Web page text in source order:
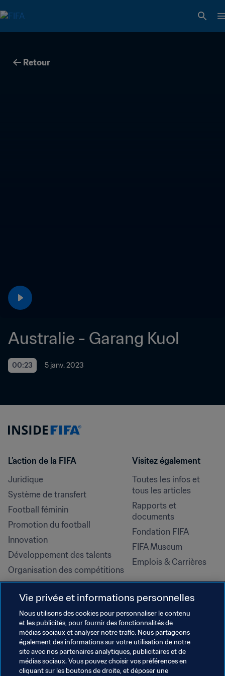
Retour
Australie - Garang Kuol
00:23 5 janv. 2023
L’action de la FIFA
Juridique
Système de transfert
Football féminin
Promotion du football
Innovation
Développement des talents
Organisation des compétitions
Développement durable
Droits de l'homme et lutte contre
la discrimination
Santé et médical
Initiatives en matière de
formation
Visitez également
Toutes les infos et
tous les articles
Rapports et
documents
Fondation FIFA
FIFA Museum
Emplois & Carrières
Vie privée et informations personnelles
Nous utilisons des cookies pour personnaliser le contenu
et les publicités, pour fournir des fonctionnalités de
médias sociaux et analyser notre trafic. Nous partageons
également des informations sur votre utilisation de notre
site avec nos partenaires analytiques, publicitaires et de
médias sociaux. Vous pouvez choisir vos préférences en
cliquant sur les boutons de droite, et déposer une